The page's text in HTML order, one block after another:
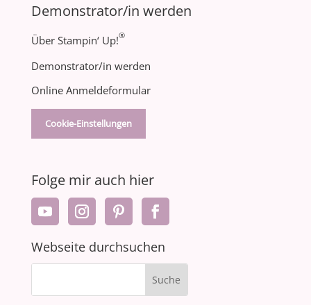
Demonstrator/in werden
Über Stampin‘ Up!®
Demonstrator/in werden
Online Anmeldeformular
Cookie-Einstellungen
Folge mir auch hier
Webseite durchsuchen